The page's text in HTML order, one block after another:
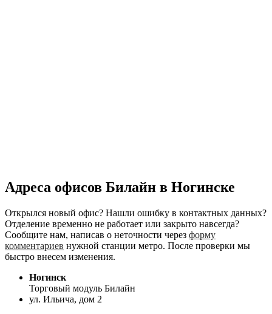
Адреса офисов Билайн в Ногинске
Открылся новый офис? Нашли ошибку в контактных данных?
Отделение временно не работает или закрыто навсегда?
Сообщите нам, написав о неточности через форму
комментариев нужной станции метро. После проверки мы
быстро внесем изменения.
Ногинск
Торговый модуль Билайн
ул. Ильича, дом 2